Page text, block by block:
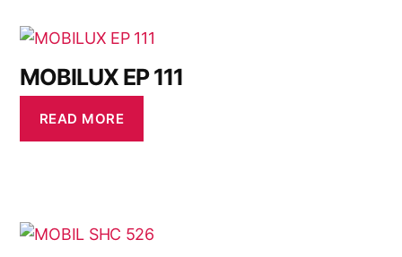
MOBILUX EP 111
READ MORE